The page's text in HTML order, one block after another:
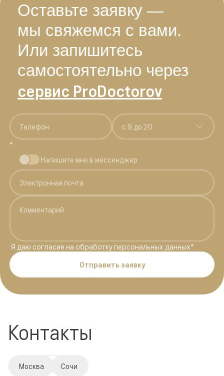
Оставьте заявку —
мы свяжемся с вами.
Или запишитесь
самостоятельно через
сервис ProDoctorov
*
c 9 до 20
Напишите мне в мессенджер
Я даю согласие на обработку персональных данных*
Отправить заявку
Контакты
Москва Сочи